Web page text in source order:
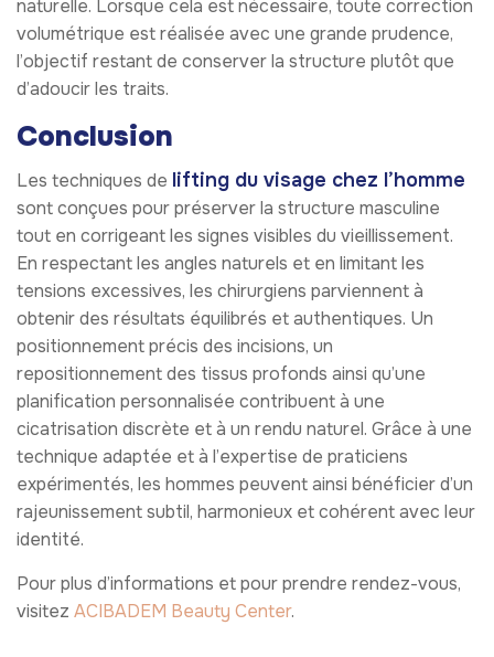
naturelle. Lorsque cela est nécessaire, toute correction
volumétrique est réalisée avec une grande prudence,
l’objectif restant de conserver la structure plutôt que
d’adoucir les traits.
Conclusion
Les techniques de lifting du visage chez l’homme
sont conçues pour préserver la structure masculine
tout en corrigeant les signes visibles du vieillissement.
En respectant les angles naturels et en limitant les
tensions excessives, les chirurgiens parviennent à
obtenir des résultats équilibrés et authentiques. Un
positionnement précis des incisions, un
repositionnement des tissus profonds ainsi qu’une
planification personnalisée contribuent à une
cicatrisation discrète et à un rendu naturel. Grâce à une
technique adaptée et à l’expertise de praticiens
expérimentés, les hommes peuvent ainsi bénéficier d’un
rajeunissement subtil, harmonieux et cohérent avec leur
identité.
Pour plus d’informations et pour prendre rendez-vous,
visitez ACIBADEM Beauty Center.